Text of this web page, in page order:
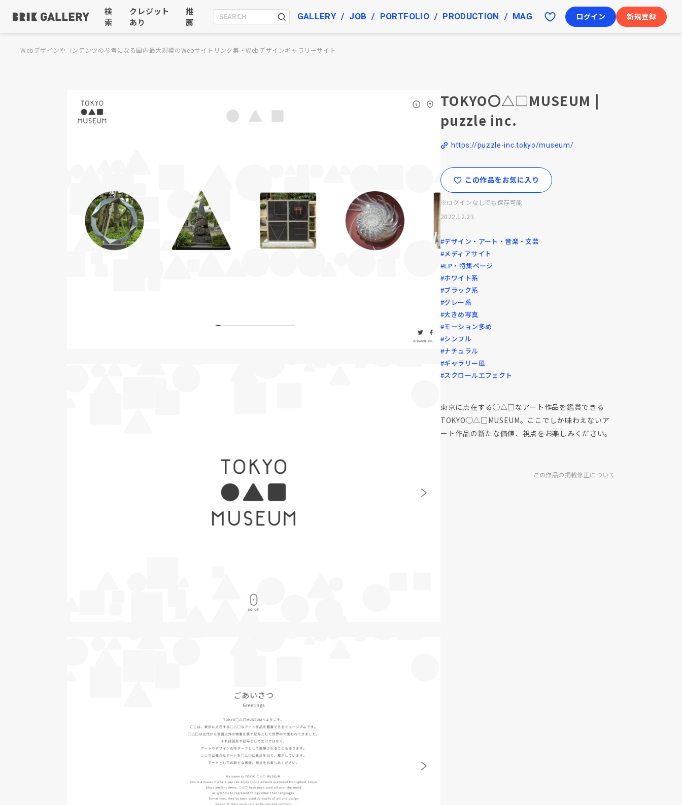
検
索
クレジット
あり
推
薦
GALLERY JOB PORTFOLIO PRODUCTION MAG ログイン 新規登録
Webデザインやコンテンツの参考になる国内最大規模のWebサイトリンク集・Webデザインギャラリーサイト
TOKYO〇△□MUSEUM |
puzzle inc.
https://puzzle-inc.tokyo/museum/
この作品をお気に入り
※ログインなしでも保存可能
2022.12.23
#デザイン・アート・音楽・文芸
#メディアサイト
#LP・特集ページ
#ホワイト系
#ブラック系
#グレー系
#大きめ写真
#モーション多め
#シンプル
#ナチュラル
#ギャラリー風
#スクロールエフェクト
東京に点在する◯△□なアート作品を鑑賞できる
TOKYO◯△□MUSEUM。ここでしか味わえないア
ート作品の新たな価値、視点をお楽しみください。
この作品の掲載修正について